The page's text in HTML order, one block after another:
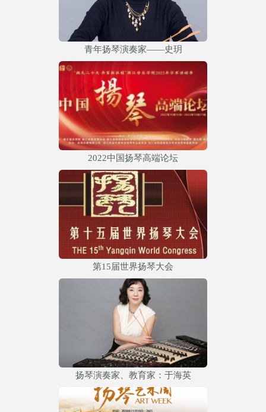
青年扬琴演奏家——史玥
2022中国扬琴高端论坛
第15届世界扬琴大会
扬琴演奏家、教育家：于海英